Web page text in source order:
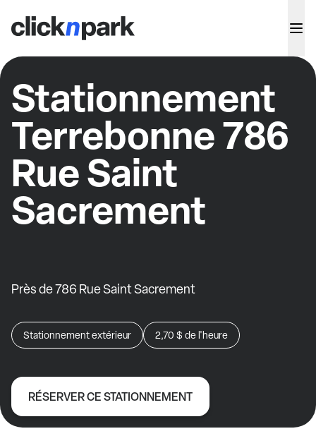
Stationnement
Terrebonne 786
Rue Saint
Sacrement
Près de 786 Rue Saint Sacrement
Stationnement extérieur 2,70 $ de l'heure
RÉSERVER CE STATIONNEMENT